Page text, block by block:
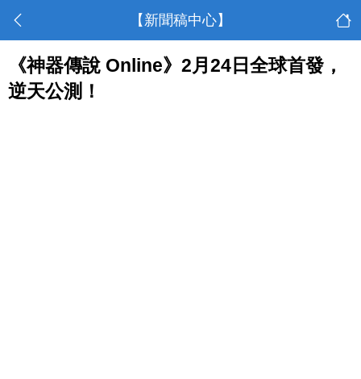
【新聞稿中心】
《神器傳說 Online》2月24日全球首發，
逆天公測！